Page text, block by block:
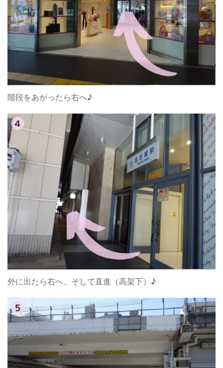
階段をあがったら右へ♪
外に出たら右へ、そして直進（高架下）♪